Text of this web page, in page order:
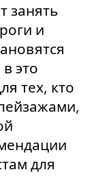
занять
и
это
тех, кто
для